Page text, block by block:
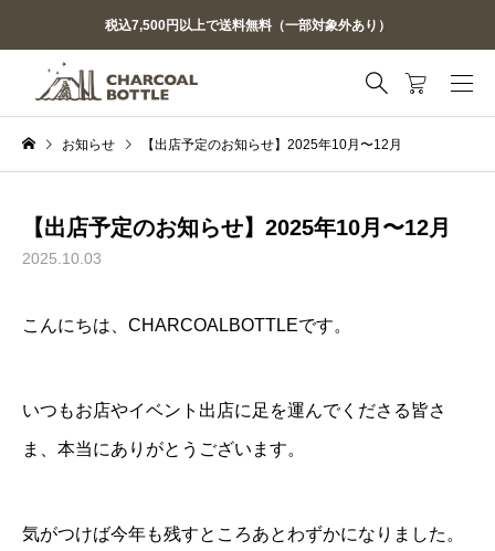
税込7,500円以上で送料無料（一部対象外あり）
お知らせ 【出店予定のお知らせ】2025年10月〜12月
【出店予定のお知らせ】2025年10月〜12月
2025.10.03
こんにちは、CHARCOALBOTTLEです。
いつもお店やイベント出店に足を運んでくださる皆さ
ま、本当にありがとうございます。
気がつけば今年も残すところあとわずかになりました。